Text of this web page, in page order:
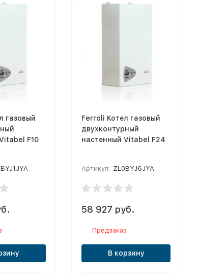
газовый
F10
Ferroli Котел газовый
двухконтурный
настенный Vitabel F24
Артикул: ZL0BYJ6JYA
58 927 руб.
Предзаказ
В корзину